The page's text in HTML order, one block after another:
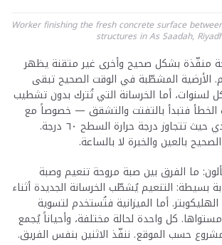
Worker finishing the fresh concrete surface
structures in As Saadah,
منفّذة بشكل صحيح وأخرى غير متقنة يظهر
الأرضية المشطّبة في الوقت الصحيح تبقى
لسنوات، أما الخرسانة التي تُترك بدون تشطيب
فتبدأ بالتفتت والتشقق — خصوصاً مع
حرارة الصيف السعودي حيث تتجاوز درجة حرارة السطح ٦٠ درجة.
بالعين والخبرة لا بالساعة.
ما الفرق بين صبة مروحة تنعيم وصبة
بسيطة: التنعيم يُشطّب الخرسانة الجديدة أثناء
أما الميزانية فتُستخدم لتسوية
كل واحدة لحالة مختلفة، وأحياناً يُجمع
حسب الموقع. ننفّذ الاثنين بنفس الفريق.